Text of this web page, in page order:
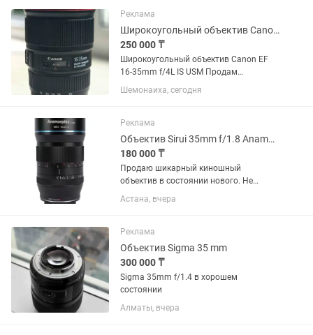
фокусировка на расстоянии...
Реклама
Широкоугольный объектив Canon EF 16-35mm f/4L IS USM
250 000 ₸
Широкоугольный объектив Canon EF
16-35mm f/4L IS USM Продам
широкоугольный объектив Canon
серии L в отличном состоянии. Canon
использовался, с момента покупки 1
год.
Шемонаиха, сегодня
Реклама
Объектив Sirui 35mm f/1.8 Anamorphic 1.33x для Sony E
180 000 ₸
Продаю шикарный киношный
объектив в состоянии нового. Не
использовался. Родной чехол. Торг
есть, предлагайте цену - подумаем
1.33x для Sony E
Астана, вчера
Реклама
Объектив Sigma 35 mm
300 000 ₸
Sigma 35mm f/1.4 в хорошем
состоянии
Алматы, вчера